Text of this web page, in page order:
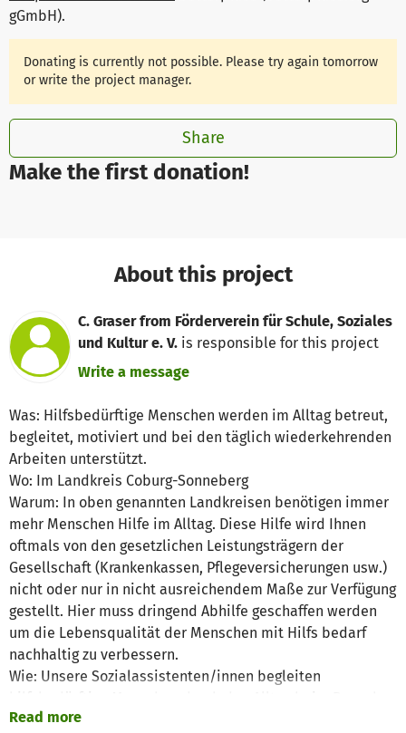
Make the first donation!
gGmbH).
Donating is currently not possible. Please try again tomorrow
or write the project manager.
Share
About this project
C. Graser from Förderverein für Schule, Soziales
und Kultur e. V. is responsible for this project
Write a message
Was: Hilfsbedürftige Menschen werden im Alltag betreut,
begleitet, motiviert und bei den täglich wiederkehrenden
Arbeiten unterstützt.
Wo: Im Landkreis Coburg-Sonneberg
Warum: In oben genannten Landkreisen benötigen immer
mehr Menschen Hilfe im Alltag. Diese Hilfe wird Ihnen
oftmals von den gesetzlichen Leistungsträgern der
Gesellschaft (Krankenkassen, Pflegeversicherungen usw.)
nicht oder nur in nicht ausreichendem Maße zur Verfügung
gestellt. Hier muss dringend Abhilfe geschaffen werden
um die Lebensqualität der Menschen mit Hilfs bedarf
nachhaltig zu verbessern.
Wie: Unsere Sozialassistenten/innen begleiten
des Arztes bzw. beim Behördengang oder beim Einkaufen
Read more